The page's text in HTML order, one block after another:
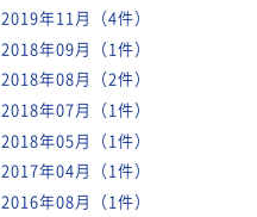
2019年11月（4件）
2018年09月（1件）
2018年08月（2件）
2018年07月（1件）
2018年05月（1件）
2017年04月（1件）
2016年08月（1件）